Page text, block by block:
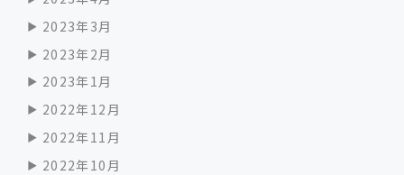
2023年3月
2023年2月
2023年1月
2022年12月
2022年11月
2022年10月